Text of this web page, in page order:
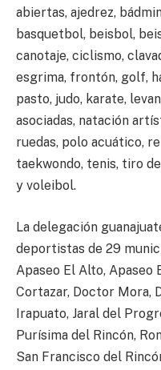
abiertas, ajedrez,
basquetbol, beisbol,
canotaje, ciclismo,
esgrima, frontón, golf,
pasto, judo, karate,
asociadas, natación
ruedas, polo acuático,
taekwondo, tenis, tiro
y voleibol.
La delegación
deportistas de 29
Apaseo El Alto, Apaseo
Cortazar, Doctor Mora,
Irapuato, Jaral del
Purísima del Rincón,
San Francisco del